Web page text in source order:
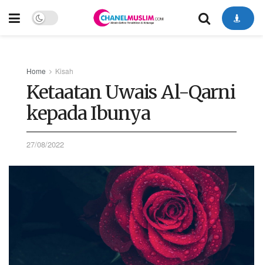
Home Kisah
Ketaatan Uwais Al-Qarni
kepada Ibunya
27/08/2022